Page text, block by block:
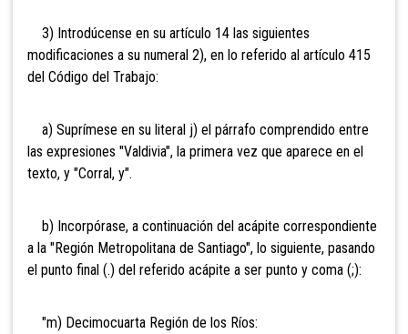
3) Introdúcense en su artículo 14 las siguientes
modificaciones a su numeral 2), en lo referido al artículo 415
del Código del Trabajo:
a) Suprímese en su literal j) el párrafo comprendido entre
las expresiones "Valdivia", la primera vez que aparece en el
texto, y "Corral, y".
b) Incorpórase, a continuación del acápite correspondiente
a la "Región Metropolitana de Santiago", lo siguiente, pasando
el punto final (.) del referido acápite a ser punto y coma (;):
"m) Decimocuarta Región de los Ríos: